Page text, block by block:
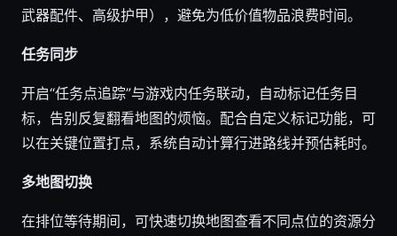
武器配件、高级护甲），避免为低价值物品浪费时间。
任务同步
开启“任务点追踪”与游戏内任务联动，自动标记任务目
标，告别反复翻看地图的烦恼。配合自定义标记功能，可
以在关键位置打点，系统自动计算行进路线并预估耗时。
多地图切换
在排位等待期间，可快速切换地图查看不同点位的资源分